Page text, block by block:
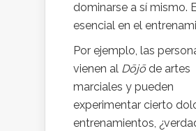
dominarse a sí mismo.
esencial en el
Por ejemplo, las
vienen al Dōjō de artes
marciales y pueden
experimentar cierto
entrenamientos,